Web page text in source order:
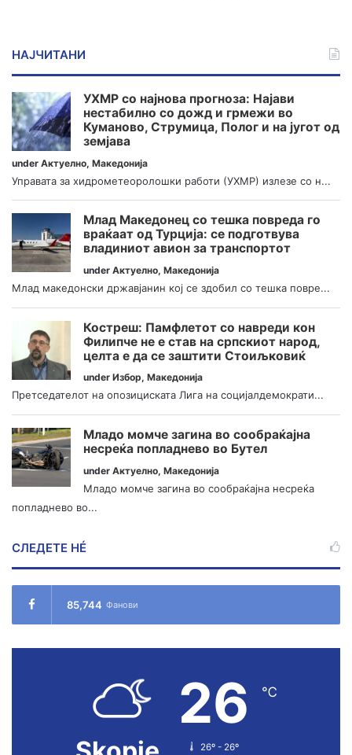
НАЈЧИТАНИ
УХМР со најнова прогноза: Најави
нестабилно со дожд и грмежи во
Куманово, Струмица, Полог и на југот од
земјава
under Актуелно, Македонија
Управата за хидрометеоролошки работи (УХМР) излезе со н...
Млад Македонец со тешка повреда го
враќаат од Турција: се подготвува
владиниот авион за транспортот
under Актуелно, Македонија
Млад македонски државјанин кој се здобил со тешка повре...
Костреш: Памфлетот со навреди кон
Филипче не е став на српскиот народ,
целта е да се заштити Стоиљковиќ
under Избор, Македонија
Претседателот на опозициската Лига на социјалдемократи...
Младо момче загина во сообраќајна
несреќа попладнево во Бутел
under Актуелно, Македонија
Младо момче загина во сообраќајна несреќа
попладнево во...
СЛЕДЕТЕ НÉ
85,744 Фанови
26 ℃
26º - 26º